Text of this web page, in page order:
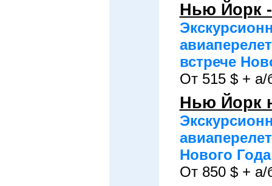
Нью Йорк
встрече
От 515 $ + а/
Нью Йорк
Нового
От 850 $ + а/